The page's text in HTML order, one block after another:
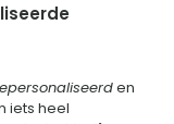
en
iets heel